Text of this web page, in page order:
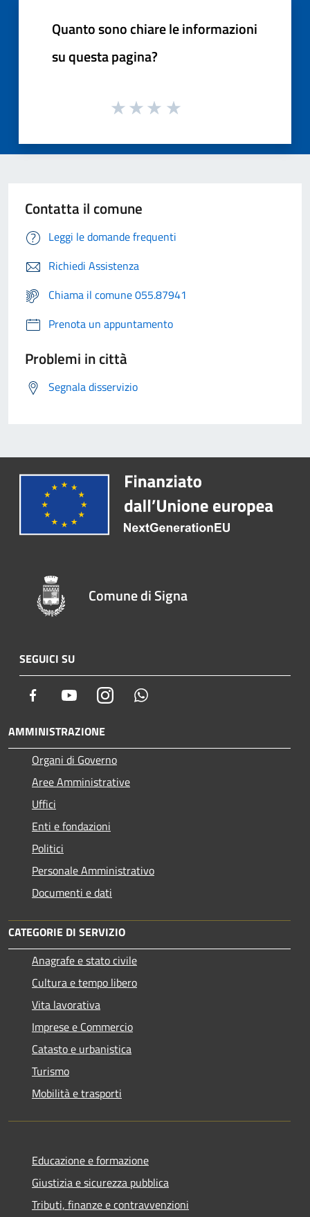
Quanto sono chiare le informazioni
su questa pagina?
Contatta il comune
Leggi le domande frequenti
Richiedi Assistenza
Chiama il comune 055.87941
Prenota un appuntamento
Problemi in città
Segnala disservizio
Comune di Signa
SEGUICI SU
Facebook YoutubeInstagram
AMMINISTRAZIONE
Organi di Governo
Aree Amministrative
Uffici
Enti e fondazioni
Politici
Personale Amministrativo
Documenti e dati
CATEGORIE DI SERVIZIO
Anagrafe e stato civile
Cultura e tempo libero
Vita lavorativa
Imprese e Commercio
Catasto e urbanistica
Turismo
Mobilità e trasporti
Educazione e formazione
Giustizia e sicurezza pubblica
Tributi, finanze e contravvenzioni